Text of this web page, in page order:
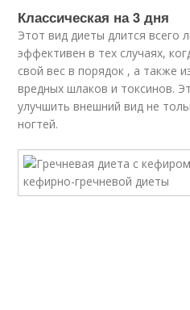
Классическая на 3 дня
Этот вид диеты длится всего
эффективен в тех случаях,
свой вес в порядок , а также
вредных шлаков и токсинов.
улучшить внешний вид не
ногтей.